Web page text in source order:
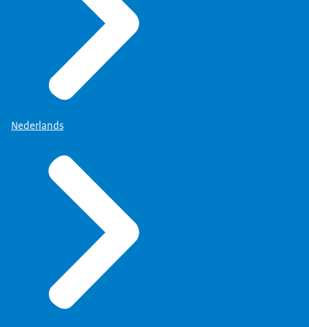
Nederlands